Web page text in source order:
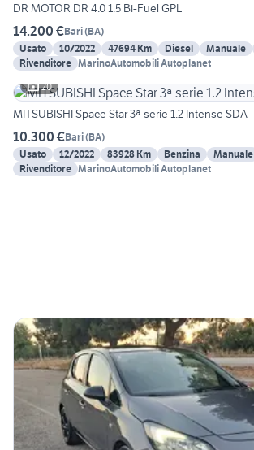
DR MOTOR DR 4.0 1.5 Bi-Fuel GPL
14.200 €Bari(BA)
Usato
10/2022 47694 Km Diesel Manuale
Rivenditore MarinoAutomobili Autoplanet
20
MITSUBISHI Space Star 3ª serie 1.2 Intense SDA
10.300 €Bari(BA)
Usato
12/2022 83928 Km Benzina Manuale
Rivenditore MarinoAutomobili Autoplanet